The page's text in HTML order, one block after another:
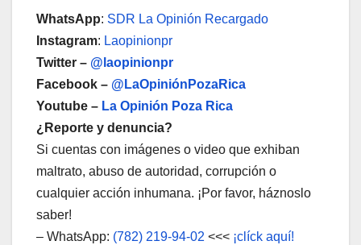
WhatsApp: SDR La Opinión Recargado
Instagram: Laopinionpr
Twitter – @laopinionpr
Facebook – @LaOpiniónPozaRica
Youtube – La Opinión Poza Rica
¿Reporte y denuncia?
Si cuentas con imágenes o video que exhiban
maltrato, abuso de autoridad, corrupción o
cualquier acción inhumana. ¡Por favor, háznoslo
saber!
– WhatsApp: (782) 219-94-02 <<< ¡clíck aquí!